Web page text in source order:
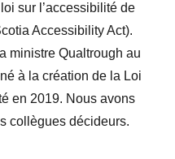
sur l’accessibilité de
Accessibility Act).
ministre Qualtrough au
à la création de la Loi
en 2019. Nous avons
collègues décideurs.